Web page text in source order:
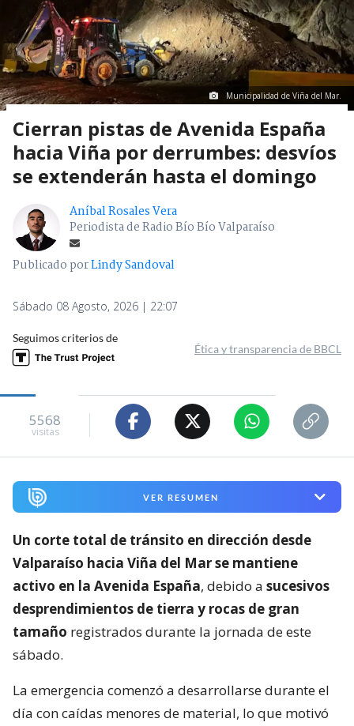
Municipalidad de Viña del Mar.
Cierran pistas de Avenida España
hacia Viña por derrumbes: desvíos
se extenderán hasta el domingo
Aníbal Rosales Vera
Periodista de Radio Bío Bío Valparaíso
Publicado porLindy Sandoval
Sábado 08 Agosto, 2026 | 22:07
Seguimos criterios de
Ética y transparencia de BBCL
5568
visitas
VER RESUMEN
Un corte total de tránsito en dirección desde
Valparaíso hacia Viña del Mar se mantiene
activo en la Avenida España, debido a sucesivos
desprendimientos de tierra y rocas de gran
tamaño registrados durante la jornada de este
sábado.
La emergencia comenzó a desarrollarse durante el
día con caídas menores de material, lo que motivó